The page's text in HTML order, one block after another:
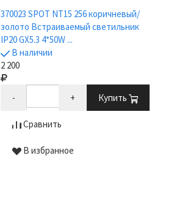
370023 SPOT NT15 256 коричневый/
золото Встраиваемый светильник
IP20 GX5.3 4*50W ...
В наличии
2 200
- + Купить
Сравнить
В избранное